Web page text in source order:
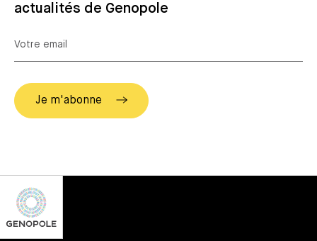
actualités de Genopole